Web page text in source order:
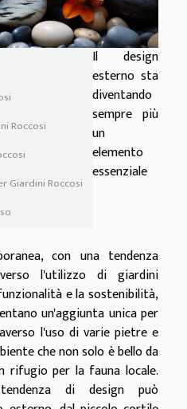
Roccosi
Giardini Roccosi
Il design
esterno sta
diventando
sempre più
un
elemento
essenziale
con una tendenza
l'utilizzo di giardini
e la sostenibilità,
un'aggiunta unica per
l'uso di varie pietre e
che non solo è bello da
rifugio per la fauna locale.
di design può